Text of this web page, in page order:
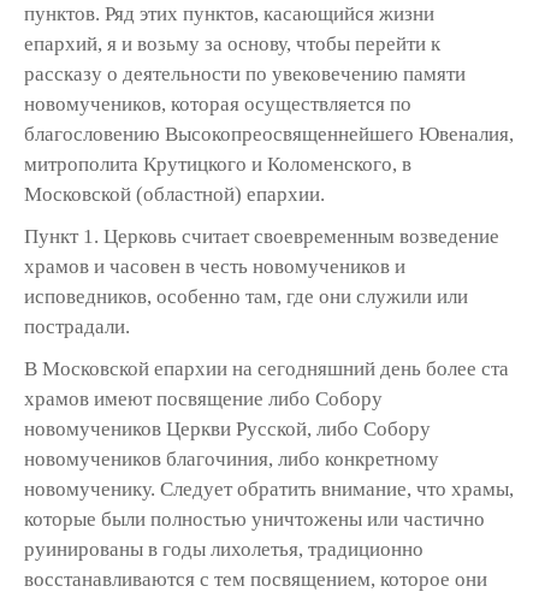
пунктов. Ряд этих пунктов, касающийся жизни
епархий, я и возьму за основу, чтобы перейти к
рассказу о деятельности по увековечению памяти
новомучеников, которая осуществляется по
благословению Высокопреосвященнейшего Ювеналия,
митрополита Крутицкого и Коломенского, в
Московской (областной) епархии.
Пункт 1. Церковь считает своевременным возведение
храмов и часовен в честь новомучеников и
исповедников, особенно там, где они служили или
пострадали.
В Московской епархии на сегодняшний день более ста
храмов имеют посвящение либо Собору
новомучеников Церкви Русской, либо Собору
новомучеников благочиния, либо конкретному
новомученику. Следует обратить внимание, что храмы,
которые были полностью уничтожены или частично
руинированы в годы лихолетья, традиционно
восстанавливаются с тем посвящением, которое они